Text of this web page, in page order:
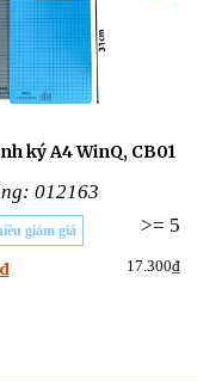
ký A4 WinQ, CB01
012163
>= 5
giảm giá
17.300₫